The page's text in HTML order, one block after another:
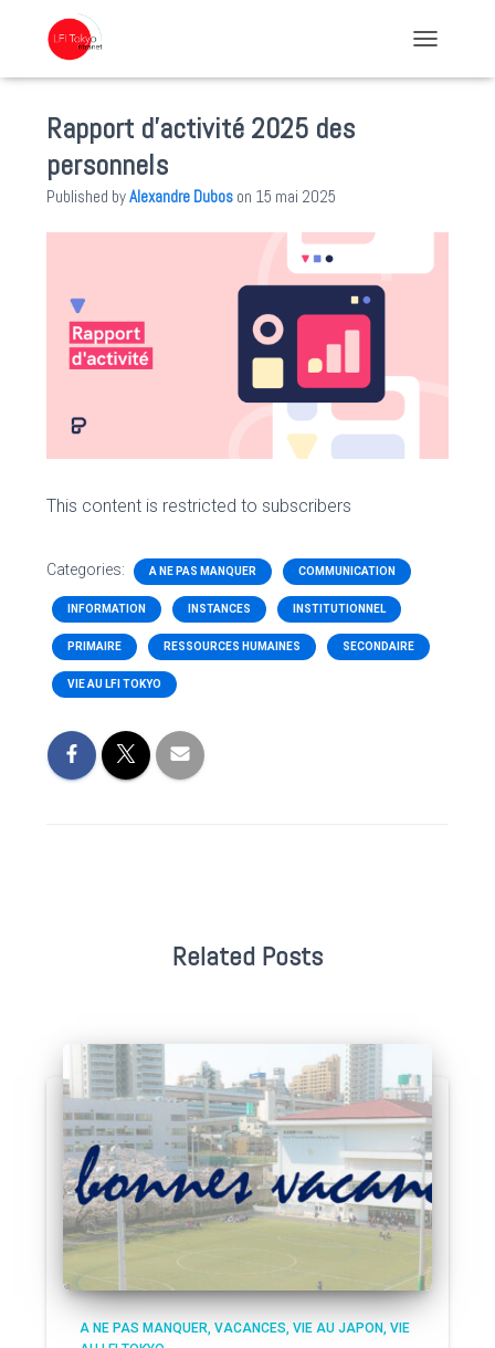
Rapport d’activité 2025 des
personnels
Published byAlexandre Dubos on 15 mai 2025
This content is restricted to subscribers
Categories: A NE PAS MANQUER COMMUNICATION
INFORMATION INSTANCES INSTITUTIONNEL
PRIMAIRE RESSOURCES HUMAINES SECONDAIRE
VIE AU LFI TOKYO
Related Posts
A NE PAS MANQUER VACANCES VIE AU JAPON VIE